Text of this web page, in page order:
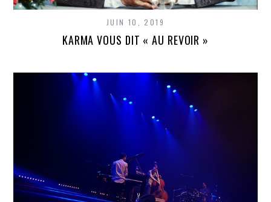
JUIN 10, 2019
KARMA VOUS DIT « AU REVOIR »